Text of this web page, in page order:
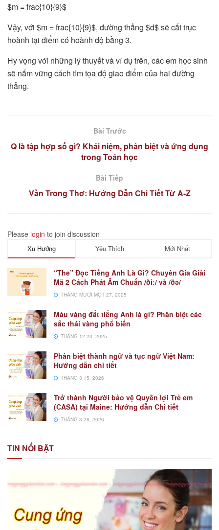
$m = frac{10}{9}$
Vậy, với $m = frac{10}{9}$, đường thẳng $d$ sẽ cắt trục
hoành tại điểm có hoành độ bằng 3.
Hy vọng với những lý thuyết và ví dụ trên, các em học sinh
sẽ nắm vững cách tìm tọa độ giao điểm của hai đường
thẳng.
Bài Trước
Q là tập hợp số gì? Khái niệm, phân biệt và ứng dụng
trong Toán học
Bài Tiếp
Vần Trong Thơ: Hướng Dẫn Chi Tiết Từ A-Z
Please login to join discussion
Xu Hướng Yêu Thích Mới Nhất
“The” Đọc Tiếng Anh Là Gì? Chuyên Gia Giải
Mã 2 Cách Phát Âm Chuẩn /ðiː/ và /ðə/
THÁNG MƯỜI MỘT 27, 2025
Màu vàng đất tiếng Anh là gì? Phân biệt các
sắc thái vàng phổ biến
THÁNG 12 23, 2025
Phân biệt thành ngữ và tục ngữ Việt Nam:
Hướng dẫn chi tiết
THÁNG 3 15, 2026
Trở thành Người bảo vệ Quyền lợi Trẻ em
(CASA) tại Maine: Hướng dẫn Chi tiết
THÁNG 3 28, 2026
TIN NỔI BẬT